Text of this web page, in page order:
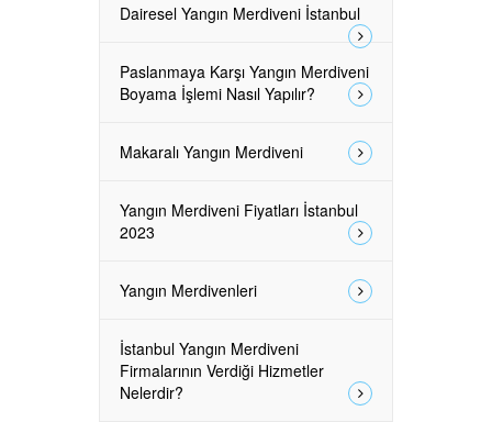
Dairesel Yangın Merdiveni İstanbul
Paslanmaya Karşı Yangın Merdiveni
Boyama İşlemi Nasıl Yapılır?
Makaralı Yangın Merdiveni
Yangın Merdiveni Fiyatları İstanbul
2023
Yangın Merdivenleri
İstanbul Yangın Merdiveni
Firmalarının Verdiği Hizmetler
Nelerdir?